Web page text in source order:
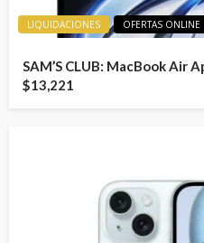
LIQUIDACIONES OFERTAS ONLINE
SAM’S CLUB: MacBook Air
$13,221